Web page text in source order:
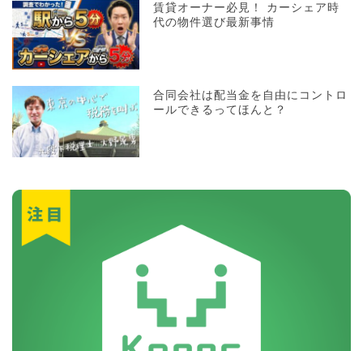
賃貸オーナー必見！ カーシェア時
代の物件選び最新事情
合同会社は配当金を自由にコントロ
ールできるってほんと？